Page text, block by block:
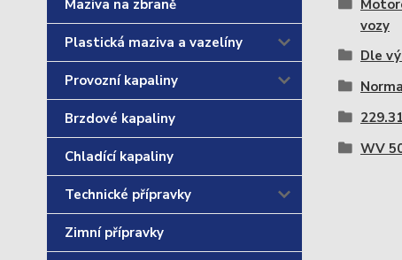
Maziva na zbraně
Plastická maziva a vazelíny
Provozní kapaliny
Brzdové kapaliny
Chladící kapaliny
Technické přípravky
Zimní přípravky
vozy
Dle
WV